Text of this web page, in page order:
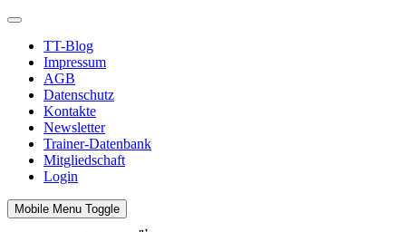
TT-Blog
Impressum
AGB
Datenschutz
Kontakte
Newsletter
Trainer-Datenbank
Mitgliedschaft
Login
Mobile Menu Toggle